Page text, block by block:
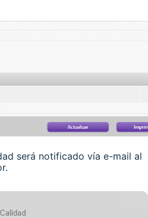
será notificado vía e-mail al
por el